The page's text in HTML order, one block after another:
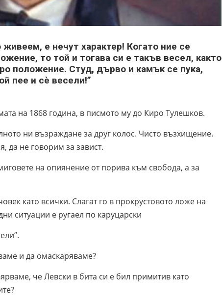
е нечут характер! Когато ние се
то той и тогава си е такъв весел, както
положение. Студ, дърво и камък се пука,
пее и сè весели!”
на 1868 година, в писмото му до Киро Тулешков.
ни възраждане за друг колос. Чисто възхищение.
да не говорим за завист.
на опиянение от порива към свобода, а за
като всички. Слагат го в прокрустовото ложе на
ситуации е ругаел по каруцарски
и да омаскаряваме?
че Левски в бита си е бил примитив като